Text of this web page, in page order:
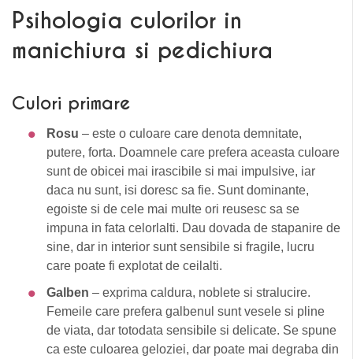
Psihologia culorilor in
manichiura si pedichiura
Culori primare
Rosu – este o culoare care denota demnitate,
putere, forta. Doamnele care prefera aceasta culoare
sunt de obicei mai irascibile si mai impulsive, iar
daca nu sunt, isi doresc sa fie. Sunt dominante,
egoiste si de cele mai multe ori reusesc sa se
impuna in fata celorlalti. Dau dovada de stapanire de
sine, dar in interior sunt sensibile si fragile, lucru
care poate fi explotat de ceilalti.
Galben – exprima caldura, noblete si stralucire.
Femeile care prefera galbenul sunt vesele si pline
de viata, dar totodata sensibile si delicate. Se spune
ca este culoarea geloziei, dar poate mai degraba din